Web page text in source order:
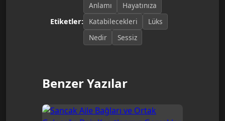
Etiketler:
Anlamı
Hayatınıza
Katabilecekleri
Lüks
Nedir
Sessiz
Benzer Yazılar